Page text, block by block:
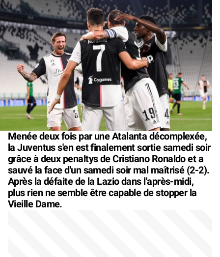
Menée deux fois par une Atalanta décomplexée,
la Juventus s'en est finalement sortie samedi soir
grâce à deux penaltys de Cristiano Ronaldo et a
sauvé la face d'un samedi soir mal maîtrisé (2-2).
Après la défaite de la Lazio dans l'après-midi,
plus rien ne semble être capable de stopper la
Vieille Dame.